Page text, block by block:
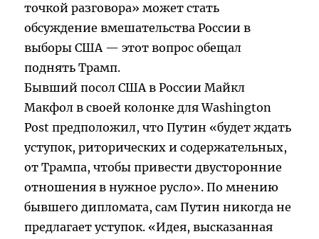
точкой разговора» может стать
обсуждение вмешательства России в
выборы США — этот вопрос обещал
поднять Трамп.
Бывший посол США в России Майкл
Макфол в своей колонке для Washington
Post предположил, что Путин «будет ждать
уступок, риторических и содержательных,
от Трампа, чтобы привести двусторонние
отношения в нужное русло». По мнению
бывшего дипломата, сам Путин никогда не
предлагает уступок. «Идея, высказанная